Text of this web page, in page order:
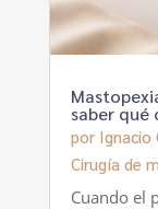
saber qué
por Ignacio
Cirugía de
Cuando el